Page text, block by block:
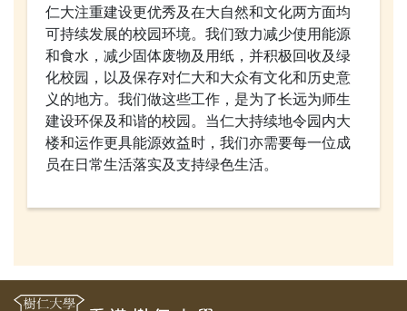
仁大注重建设更优秀及在大自然和文化两方面均
可持续发展的校园环境。我们致力减少使用能源
和食水，减少固体废物及用纸，并积极回收及绿
化校园，以及保存对仁大和大众有文化和历史意
义的地方。我们做这些工作，是为了长远为师生
建设环保及和谐的校园。当仁大持续地令园内大
楼和运作更具能源效益时，我们亦需要每一位成
员在日常生活落实及支持绿色生活。